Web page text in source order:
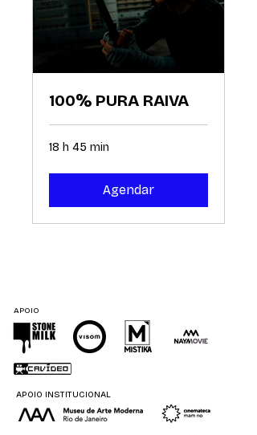
100% PURA RAIVA
18 h 45 min
Agendar
APOIO
APOIO INSTITUCIONAL